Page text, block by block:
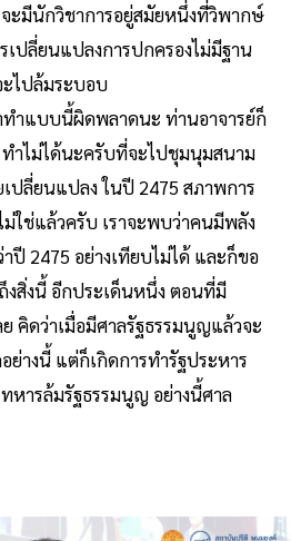
จะมีนักวิชาการอยู่สมัยหนึ่งที่วิพากษ์
ปลี่ยนแปลงการปกครองไม่มีฐาน
ไปล้มระบอบ
ำแบบนี้ผิดพลาดนะ ท่านอาจารย์ก็
ำไม่ได้นะครับที่จะไปชุมนุมสนาม
ปลี่ยนแปลง ในปี 2475 สภาพการ
ใช่แล้วครับ เราจะพบว่าคนมีพลัง
ปี 2475 อย่างเทียบไม่ได้ และก็ขอ
สิ่งนี้ อีกประเด็นหนึ่ง ตอนที่มี
คิดว่าเมื่อมีศาลรัฐธรรมนูญแล้วจะ
ย่างนี้ แต่ก็เกิดการทำรัฐประหาร
หารล้มรัฐธรรมนูญ อย่างนี้ศาล